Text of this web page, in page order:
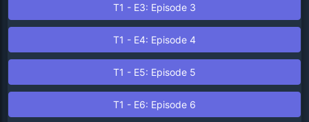
T1 - E3: Episode 3
T1 - E4: Episode 4
T1 - E5: Episode 5
T1 - E6: Episode 6